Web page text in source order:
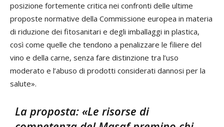
posizione fortemente critica nei confronti delle ultime
proposte normative della Commissione europea in materia
di riduzione dei fitosanitari e degli imballaggi in plastica,
così come quelle che tendono a penalizzare le filiere del
vino e della carne, senza fare distinzione tra l’uso
moderato e l’abuso di prodotti considerati dannosi per la
salute».
La proposta: «Le risorse di